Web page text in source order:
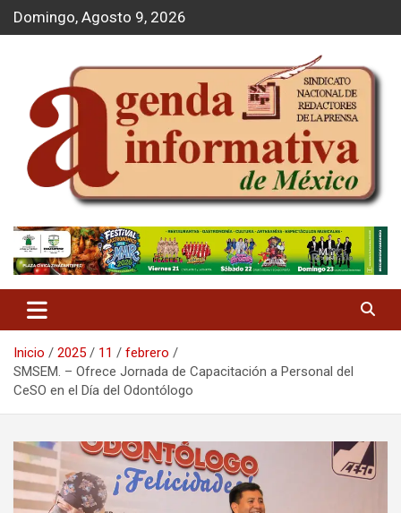
d
Domingo, Agosto 9, 2026
Agenda Informativa
Inicio 2025 11
febrero
SMSEM. – Ofrece Jornada de Capacitación a Personal del
CeSO en el Día del Odontólogo